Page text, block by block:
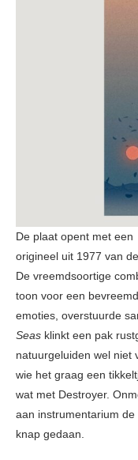
De plaat opent met
origineel uit 1977 van
De vreemdsoortige
toon voor een
emoties, overstuurde
Seas klinkt een pak
natuurgeluiden wel niet
wie het graag een
wat met Destroyer.
aan instrumentarium
knap gedaan.